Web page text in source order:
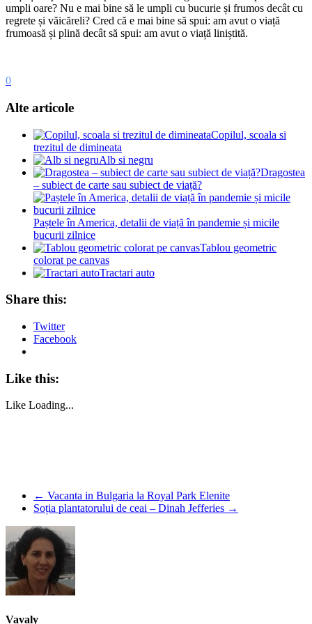
umpli oare? Nu e mai bine să le umpli cu bucurie și frumos decât cu
regrete și văicăreli? Cred că e mai bine să spui: am avut o viață
frumoasă și plină decât să spui: am avut o viață liniștită.
0
Alte articole
Copilul, scoala si
trezitul de dimineata
Alb si negru
Dragostea
– subiect de carte sau subiect de viață?
Paștele în America, detalii de viață în pandemie și micile
bucurii zilnice
Tablou geometric
colorat pe canvas
Tractari auto
Share this:
Twitter
Facebook
Like this:
Like Loading...
← Vacanta in Bulgaria la Royal Park Elenite
Soția plantatorului de ceai – Dinah Jefferies →
Vavaly